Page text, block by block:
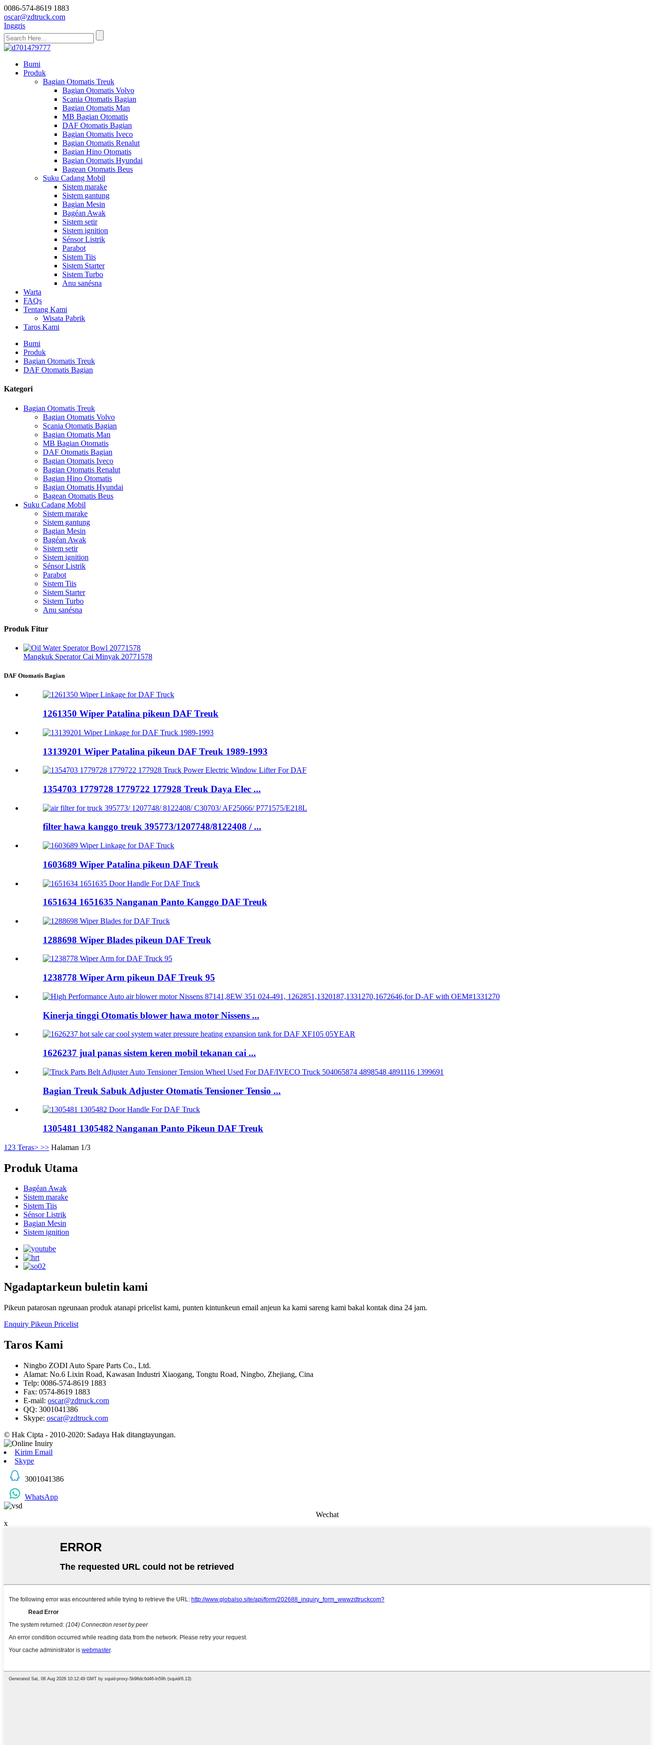
0086-574-8619 1883
oscar@zdtruck.com
Inggris
Bumi
Produk
Bagian Otomatis Treuk
Bagian Otomatis Volvo
Scania Otomatis Bagian
Bagian Otomatis Man
MB Bagian Otomatis
DAF Otomatis Bagian
Bagian Otomatis Iveco
Bagian Otomatis Renalut
Bagian Hino Otomatis
Bagian Otomatis Hyundai
Bagean Otomatis Beus
Suku Cadang Mobil
Sistem marake
Sistem gantung
Bagian Mesin
Bagéan Awak
Sistem setir
Sistem ignition
Sénsor Listrik
Parabot
Sistem Tiis
Sistem Starter
Sistem Turbo
Anu sanésna
Warta
FAQs
Tentang Kami
Wisata Pabrik
Taros Kami
Bumi
Produk
Bagian Otomatis Treuk
DAF Otomatis Bagian
Kategori
Bagian Otomatis Treuk
Bagian Otomatis Volvo
Scania Otomatis Bagian
Bagian Otomatis Man
MB Bagian Otomatis
DAF Otomatis Bagian
Bagian Otomatis Iveco
Bagian Otomatis Renalut
Bagian Hino Otomatis
Bagian Otomatis Hyundai
Bagean Otomatis Beus
Suku Cadang Mobil
Sistem marake
Sistem gantung
Bagian Mesin
Bagéan Awak
Sistem setir
Sistem ignition
Sénsor Listrik
Parabot
Sistem Tiis
Sistem Starter
Sistem Turbo
Anu sanésna
Produk Fitur
Mangkuk Sperator Cai Minyak 20771578
DAF Otomatis Bagian
1261350 Wiper Patalina pikeun DAF Treuk
13139201 Wiper Patalina pikeun DAF Treuk 1989-1993
1354703 1779728 1779722 177928 Treuk Daya Elec ...
filter hawa kanggo treuk 395773/1207748/8122408 / ...
1603689 Wiper Patalina pikeun DAF Treuk
1651634 1651635 Nanganan Panto Kanggo DAF Treuk
1288698 Wiper Blades pikeun DAF Treuk
1238778 Wiper Arm pikeun DAF Treuk 95
Kinerja tinggi Otomatis blower hawa motor Nissens ...
1626237 jual panas sistem keren mobil tekanan cai ...
Bagian Treuk Sabuk Adjuster Otomatis Tensioner Tensio ...
1305481 1305482 Nanganan Panto Pikeun DAF Treuk
1 23 Teras> >> Halaman 1/3
Produk Utama
Bagéan Awak
Sistem marake
Sistem Tiis
Sénsor Listrik
Bagian Mesin
Sistem ignition
Ngadaptarkeun buletin kami
Pikeun patarosan ngeunaan produk atanapi pricelist kami, punten kintunkeun email anjeun ka kami sareng kami bakal kontak dina 24 jam.
Enquiry Pikeun Pricelist
Taros Kami
Ningbo ZODI Auto Spare Parts Co., Ltd.
Alamat: No.6 Lixin Road, Kawasan Industri Xiaogang, Tongtu Road, Ningbo, Zhejiang, Cina
Telp: 0086-574-8619 1883
Fax: 0574-8619 1883
E-mail: oscar@zdtruck.com
QQ: 3001041386
Skype: oscar@zdtruck.com
© Hak Cipta - 2010-2020: Sadaya Hak ditangtayungan.
Kirim Email
Skype
3001041386
WhatsApp
Wechat
x